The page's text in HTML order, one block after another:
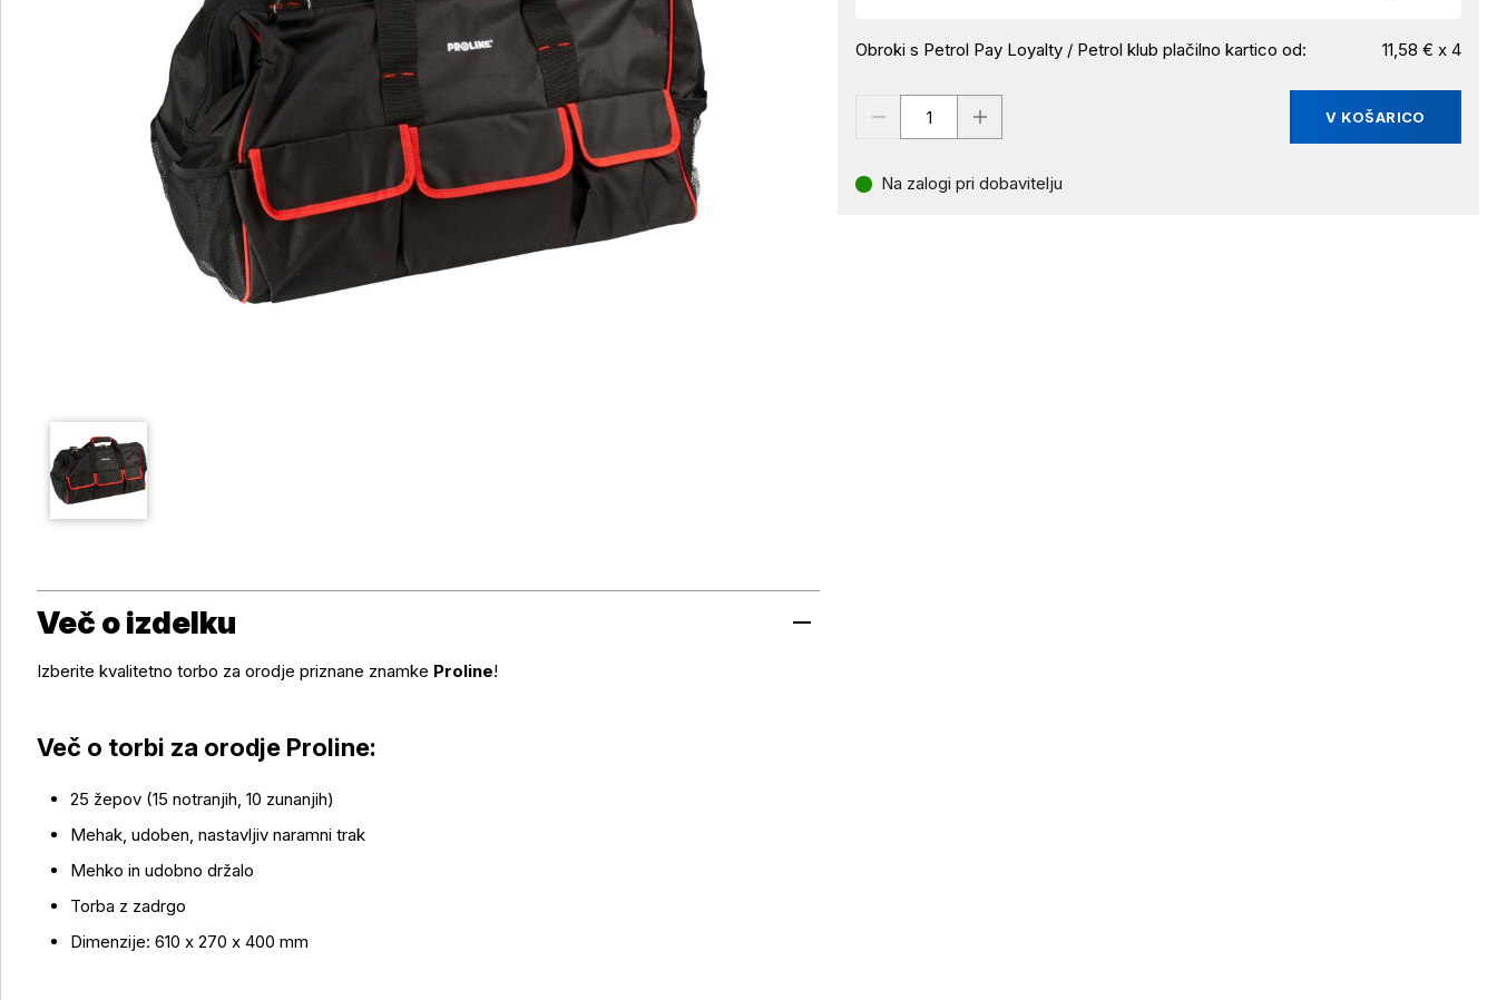
Obroki s Petrol Pay Loyalty / Petrol klub plačilno kartico od: 11,58 € x 4
V KOŠARICO
Na zalogi pri dobavitelju
Več o izdelku
Več o izdelku
Izberite kvalitetno torbo za orodje priznane znamke Proline!
Več o torbi za orodje Proline:
25 žepov (15 notranjih, 10 zunanjih)
Mehak, udoben, nastavljiv naramni trak
Mehko in udobno držalo
Torba z zadrgo
Dimenzije: 610 x 270 x 400 mm